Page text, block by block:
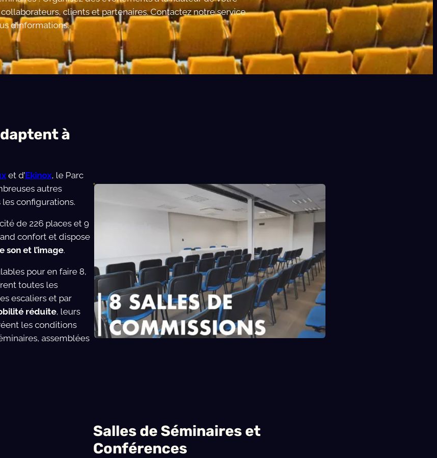
clients et partenaires. Contactez notre service
d’informations.
à
et d’Ekinox, le Parc
autres
les configurations.
de 226 places et 9
confort et dispose
son et l’image.
pour en faire 8,
toutes les
escaliers et par
réduite, leurs
les conditions
assemblées
Salles de Séminaires et
Conférences